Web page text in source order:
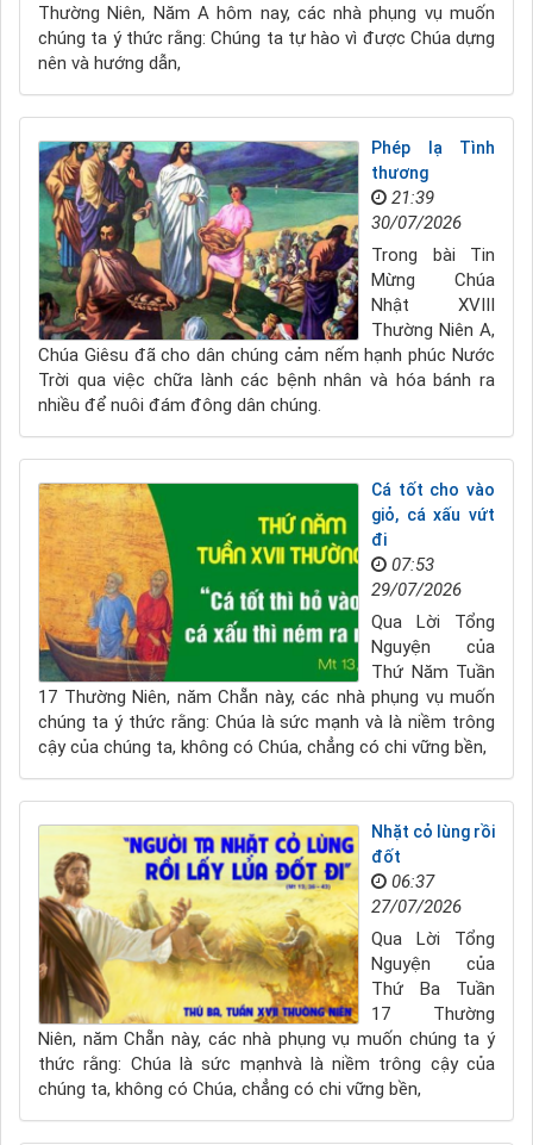
Thường Niên, Năm A hôm nay, các nhà phụng vụ muốn
chúng ta ý thức rằng: Chúng ta tự hào vì được Chúa dựng
nên và hướng dẫn,
Phép lạ Tình
thương
21:39
30/07/2026
Trong bài Tin
Mừng Chúa
Nhật XVIII
Thường Niên A,
Chúa Giêsu đã cho dân chúng cảm nếm hạnh phúc Nước
Trời qua việc chữa lành các bệnh nhân và hóa bánh ra
nhiều để nuôi đám đông dân chúng.
Cá tốt cho vào
giỏ, cá xấu vứt
đi
07:53
29/07/2026
Qua Lời Tổng
Nguyện của
Thứ Năm Tuần
17 Thường Niên, năm Chẵn này, các nhà phụng vụ muốn
chúng ta ý thức rằng: Chúa là sức mạnh và là niềm trông
cậy của chúng ta, không có Chúa, chẳng có chi vững bền,
Nhặt cỏ lùng rồi
đốt
06:37
27/07/2026
Qua Lời Tổng
Nguyện của
Thứ Ba Tuần
17 Thường
Niên, năm Chẵn này, các nhà phụng vụ muốn chúng ta ý
thức rằng: Chúa là sức mạnhvà là niềm trông cậy của
chúng ta, không có Chúa, chẳng có chi vững bền,